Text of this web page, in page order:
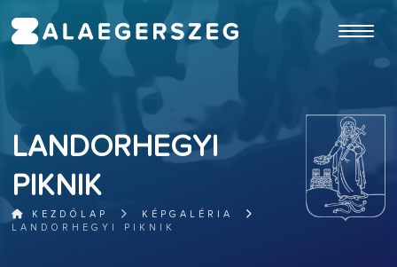
ugrás a fő tartalomhoz
LANDORHEGYI
PIKNIK
KEZDŐLAP
KÉPGALÉRIA
LANDORHEGYI PIKNIK